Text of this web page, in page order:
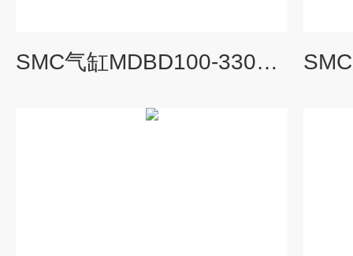
SMC气缸MDBD100-330Z-M9B说明